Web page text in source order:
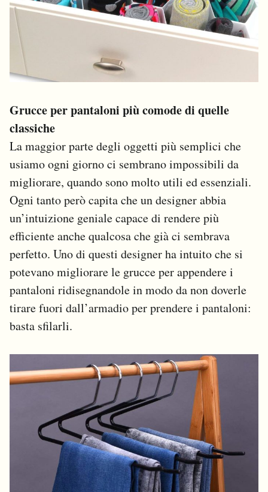
Grucce per pantaloni più comode di quelle
classiche
La maggior parte degli oggetti più semplici che
usiamo ogni giorno ci sembrano impossibili da
migliorare, quando sono molto utili ed essenziali.
Ogni tanto però capita che un designer abbia
un’intuizione geniale capace di rendere più
efficiente anche qualcosa che già ci sembrava
perfetto. Uno di questi designer ha intuito che si
potevano migliorare le grucce per appendere i
pantaloni ridisegnandole in modo da non doverle
tirare fuori dall’armadio per prendere i pantaloni:
basta sfilarli.